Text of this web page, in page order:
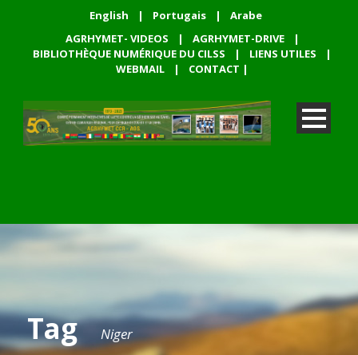
English | Portugais |
Arabe
AGRHYMET- VIDEOS
| AGRHYMET-DRIVE
|
BIBLIOTHÈQUE NUMÉRIQUE DU CILSS
| LIENS UTILES
|
WEBMAIL
| CONTACT |
Tag Niger